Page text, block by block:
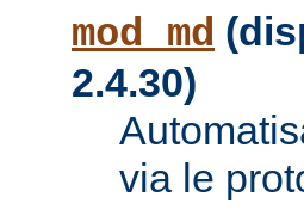
mod_md
2.4.30)
via le